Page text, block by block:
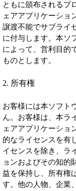
ともに頒布されるプ
ェアアプリケーショ
譲渡不能でサブライ
に付与します。本ソ
によって、営利目的
ものとします。
2. 所有権
お客様には本ソフト
ん。お客様は、本ラ
ェアアプリケーショ
的なライセンスを有
イセンスを除き、ラ
ョンおよびその知的
益を保持し、所有権
す。他の人物、企業